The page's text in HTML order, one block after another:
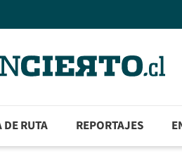
DE RUTA REPORTAJES